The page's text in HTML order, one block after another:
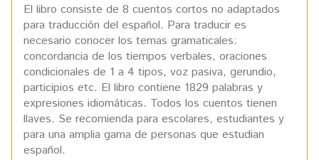
El libro consiste de 8 cuentos cortos no adaptados
para traducción del español. Para traducir es
necesario conocer los temas gramaticales:
concordancia de los tiempos verbales, oraciones
condicionales de 1 a 4 tipos, voz pasiva, gerundio,
participios etc. El libro contiene 1829 palabras y
expresiones idiomáticas. Todos los cuentos tienen
llaves. Se recomienda para escolares, estudiantes y
para una amplia gama de personas que estudian
español.